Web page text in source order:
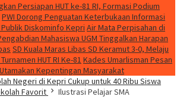
Persiapan HUT ke-81 RI, Formasi Podium
PWI Dorong Penguatan Keterbukaan Informasi
Diskominfo Kepri Air Mata Perpisahan di
Mahasiswa UGM Tinggalkan Harapan
SD Kuala Maras Libas SD Keramut 3-0, Melaju
HUT RI Ke-81 Kades Umarlisman Pesan
Kepentingan Masyarakat
Negeri di Kepri Cukup untuk 40 Ribu Siswa
Favorit
Ilustrasi Pelajar SMA